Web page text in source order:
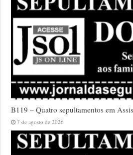
B119 – Quatro sepultamentos em
7 de agosto de 2026